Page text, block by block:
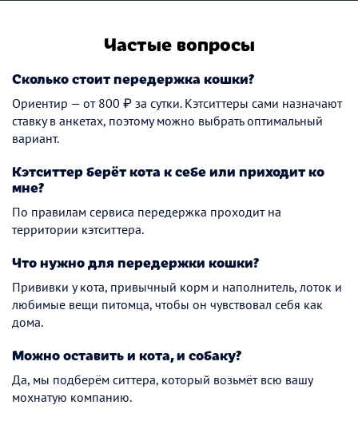
Частые вопросы
Сколько стоит передержка кошки?
Ориентир — от 800 ₽ за сутки. Кэтситтеры сами назначают
ставку в анкетах, поэтому можно выбрать оптимальный
вариант.
Кэтситтер берёт кота к себе или приходит ко
мне?
По правилам сервиса передержка проходит на
территории кэтситтера.
Что нужно для передержки кошки?
Прививки у кота, привычный корм и наполнитель, лоток и
любимые вещи питомца, чтобы он чувствовал себя как
дома.
Можно оставить и кота, и собаку?
Да, мы подберём ситтера, который возьмёт всю вашу
мохнатую компанию.